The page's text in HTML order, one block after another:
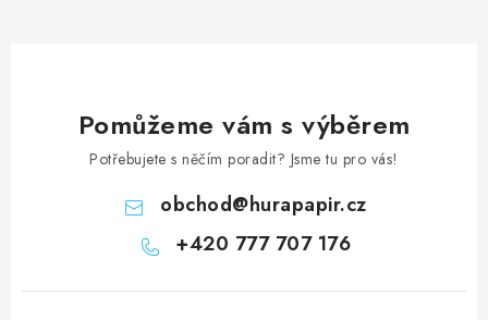
Pomůžeme vám s výběrem
Potřebujete s něčím poradit? Jsme tu pro vás!
obchod@hurapapir.cz
+420 777 707 176